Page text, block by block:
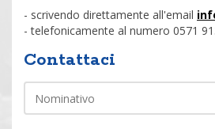
- scrivendo direttamente all'email
- telefonicamente al numero 0571
Contattaci